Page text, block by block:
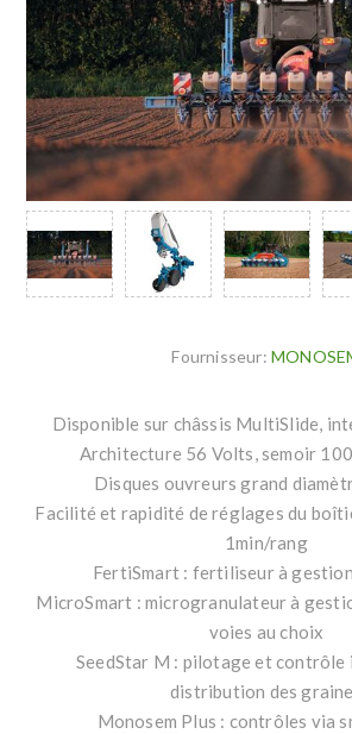
Fournisseur:
Disponible sur châssis MultiSlide,
Architecture 56 Volts, semoir
Disques ouvreurs grand
Facilité et rapidité de réglages du
1min/rang
FertiSmart : fertiliseur à
MicroSmart : microgranulateur à
voies au choix
SeedStar M : pilotage et
distribution des
Monosem Plus : contrôles via